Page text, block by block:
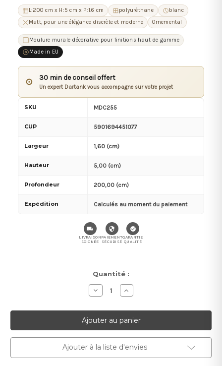
L:200 cm x H:5 cm x P:1.6 cm polyuréthane
blanc
Matt, pour une élégance discrète et moderne
Ornemental
Moulure murale décorative pour finitions haut de gamme
Made in EU
⊙ 30 min de conseil offert
Un expert Dartank vous accompagne sur votre projet
SKU MDC255
CUP 5901694451077
Largeur 1,60 (cm)
Hauteur 5,00 (cm)
Profondeur 200,00 (cm)
Expédition Calculés au moment du paiement
LIVRAISON
SOIGNÉE
PAIEMENT
SÉCURISÉ
GARANTIE
QUALITÉ
Quantité :
Diminuer
la
pour
Moulure
murale
Mardom
MDC255
-
Élégance
Murale
Augmenter
la
pour
Moulure
murale
Mardom
MDC255
-
Élégance
Murale
Ajouter à la liste d'envies